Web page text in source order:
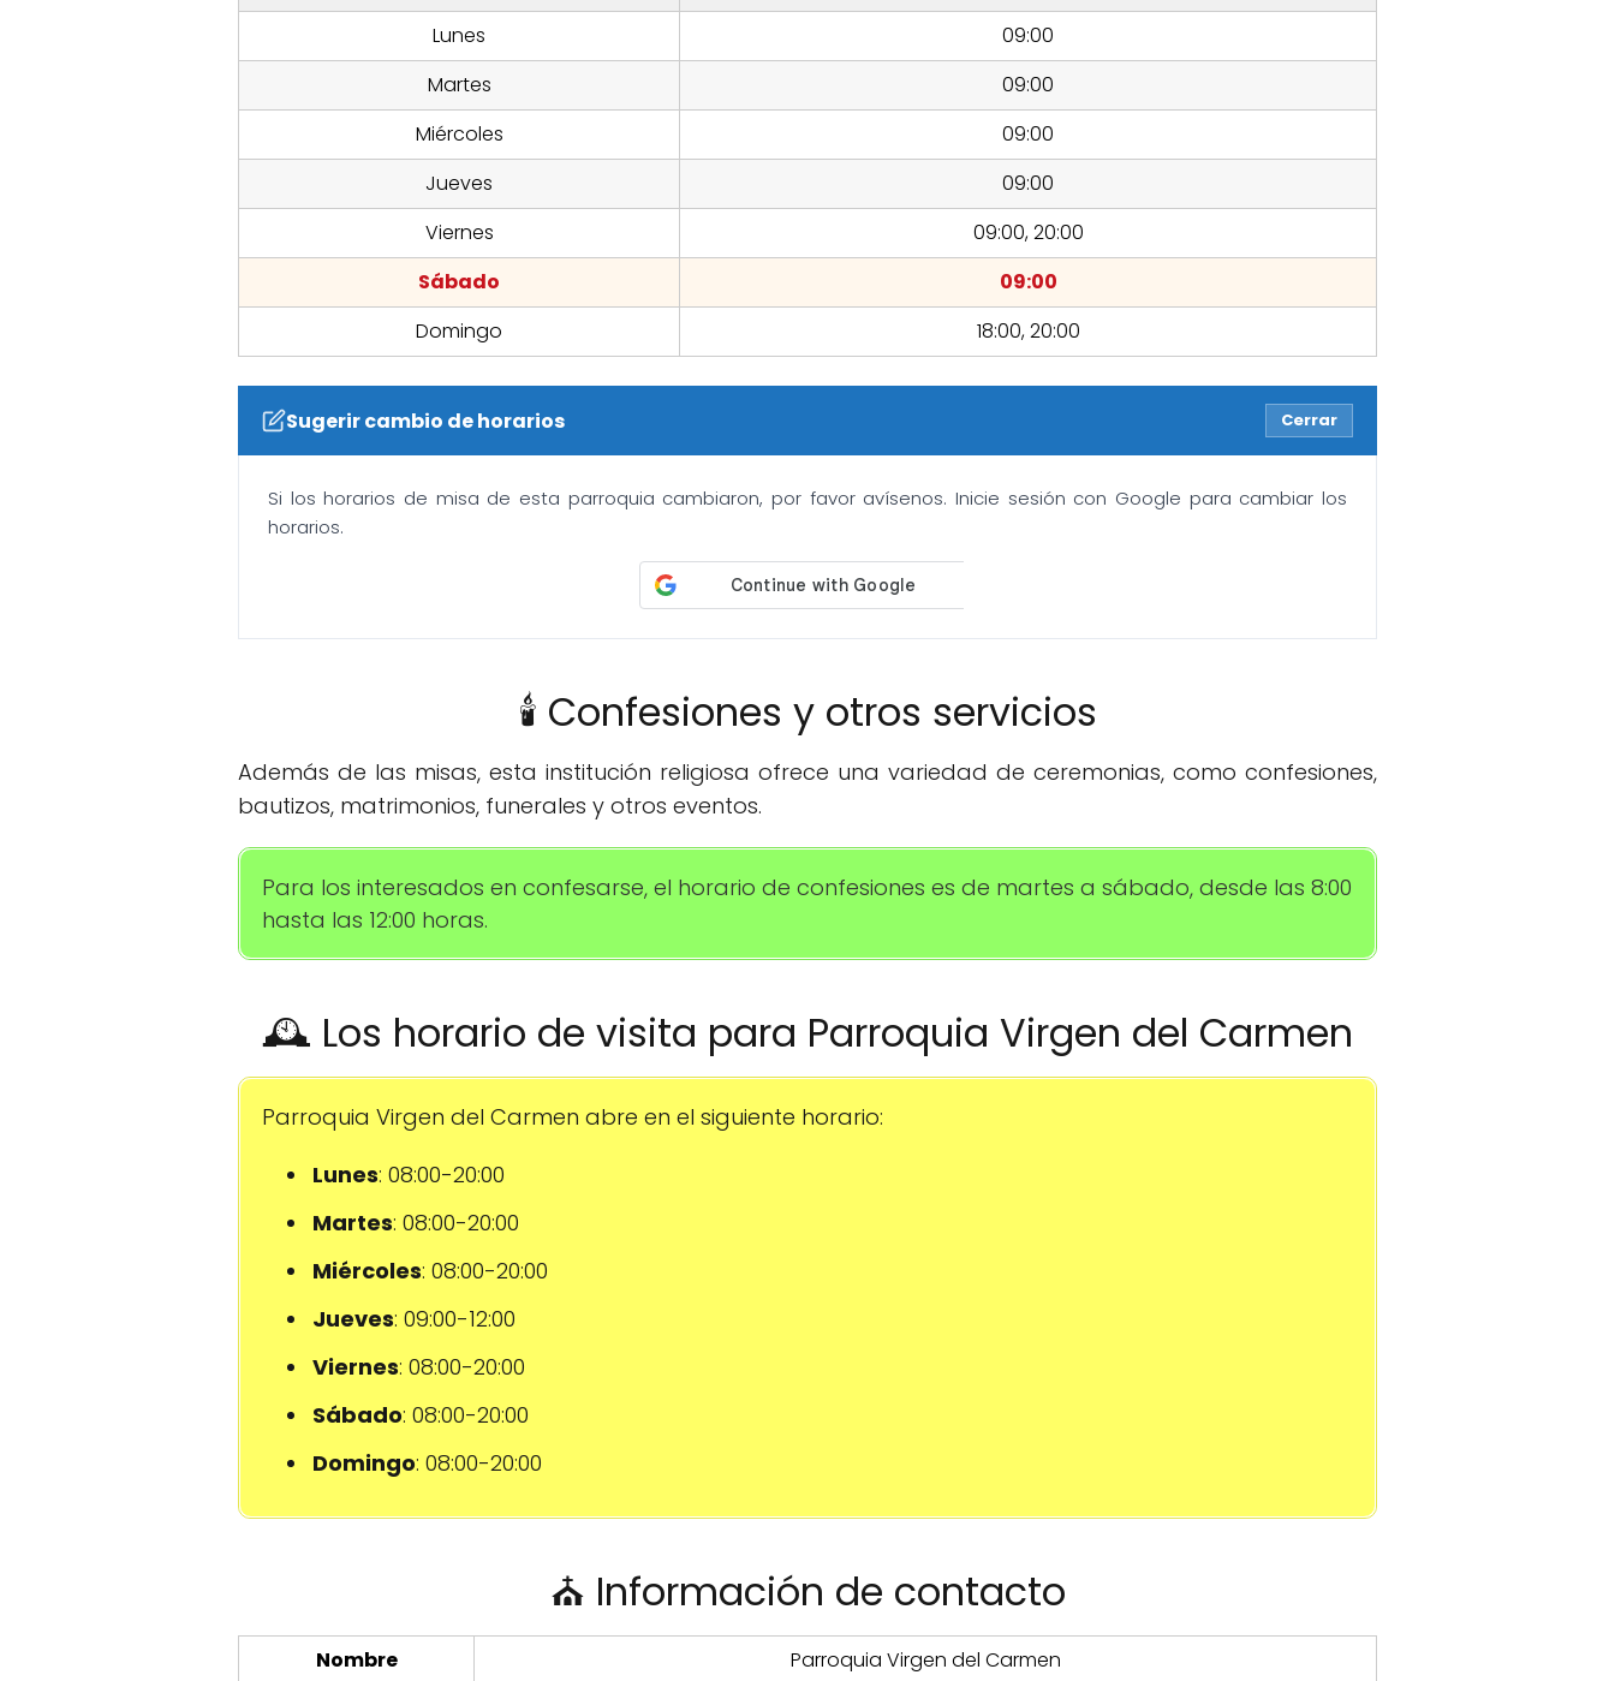
Lunes
09:00
Martes
09:00
Miércoles
09:00
Jueves
09:00
Viernes
09:00, 20:00
Sábado
09:00
Domingo
18:00, 20:00
Sugerir cambio de horarios Cerrar
Si los horarios de misa de esta parroquia cambiaron, por favor avísenos. Inicie sesión con Google para cambiar los
horarios.
🕯️ Confesiones y otros servicios
Además de las misas, esta institución religiosa ofrece una variedad de ceremonias, como confesiones,
bautizos, matrimonios, funerales y otros eventos.
Para los interesados en confesarse, el horario de confesiones es de martes a sábado, desde las 8:00
hasta las 12:00 horas.
🕰️ Los horario de visita para Parroquia Virgen del Carmen
Parroquia Virgen del Carmen abre en el siguiente horario:
Lunes: 08:00-20:00
Martes: 08:00-20:00
Miércoles: 08:00-20:00
Jueves: 09:00-12:00
Viernes: 08:00-20:00
Sábado: 08:00-20:00
Domingo: 08:00-20:00
⛪ Información de contacto
Nombre
Parroquia Virgen del Carmen